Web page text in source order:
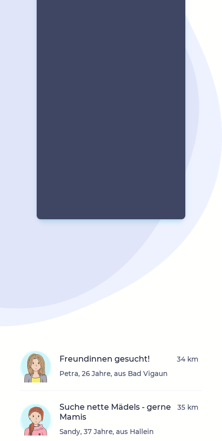
Freundinnen gesucht!
Petra, 26 Jahre, aus Bad Vigaun
34 km
Suche nette Mädels - gerne
Mamis
Sandy, 37 Jahre, aus Hallein
35 km